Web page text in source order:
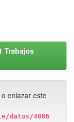
Trabajos
enlazar este
datos/4886